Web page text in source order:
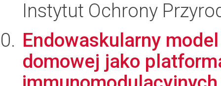
Instytut Ochrony
Endowaskularny
domowej jako